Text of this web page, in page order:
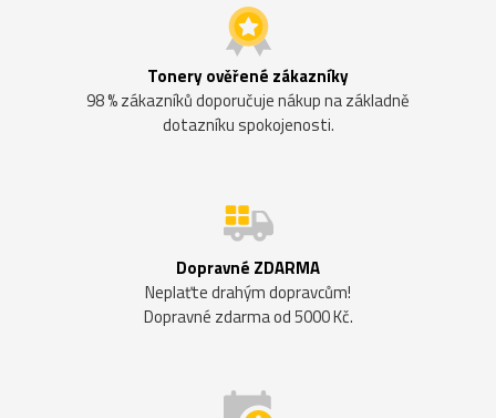
Tonery ověřené zákazníky
98 % zákazníků doporučuje nákup na základně
dotazníku spokojenosti.
Dopravné ZDARMA
Neplaťte drahým dopravcům!
Dopravné zdarma od 5000 Kč.